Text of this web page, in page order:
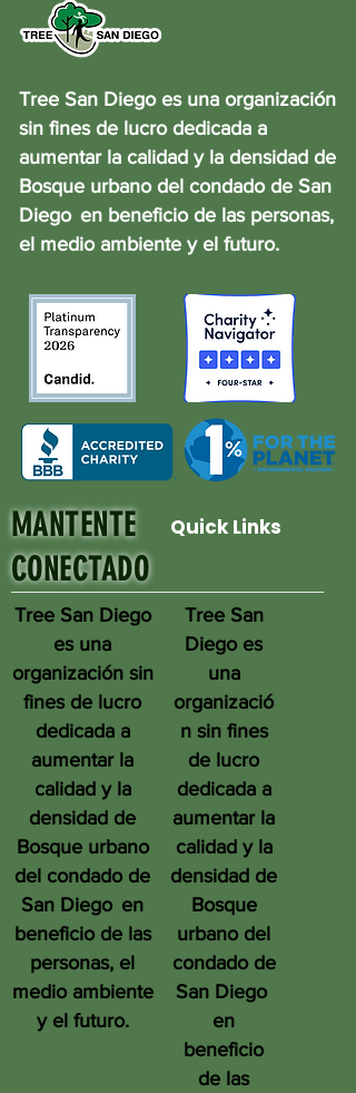
Tree San Diego es una organización
sin fines de lucro dedicada a
aumentar la calidad y la densidad de
Bosque urbano del condado de San
Diego en beneficio de las personas,
el medio ambiente y el futuro.
MANTENTE
CONECTADO
Quick Links
Tree San Diego
es una
organización sin
fines de lucro
dedicada a
aumentar la
calidad y la
densidad de
Bosque urbano
del condado de
San Diego en
beneficio de las
personas, el
medio ambiente
y el futuro.
Tree San
Diego es
una
organizació
n sin fines
de lucro
dedicada a
aumentar la
calidad y la
densidad de
Bosque
urbano del
condado de
San Diego
en
beneficio
de las